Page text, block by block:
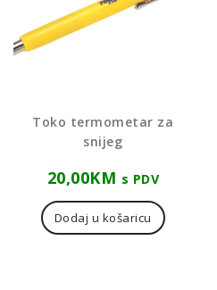
Toko termometar za
snijeg
20,00KM s PDV
Dodaj u košaricu